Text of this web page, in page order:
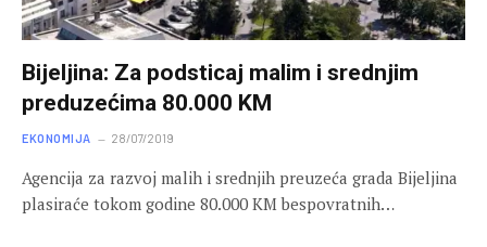
Bijeljina: Za podsticaj malim i srednjim
preduzećima 80.000 KM
EKONOMIJA 28/07/2019
Agencija za razvoj malih i srednjih preuzeća grada Bijeljina
plasiraće tokom godine 80.000 KM bespovratnih…